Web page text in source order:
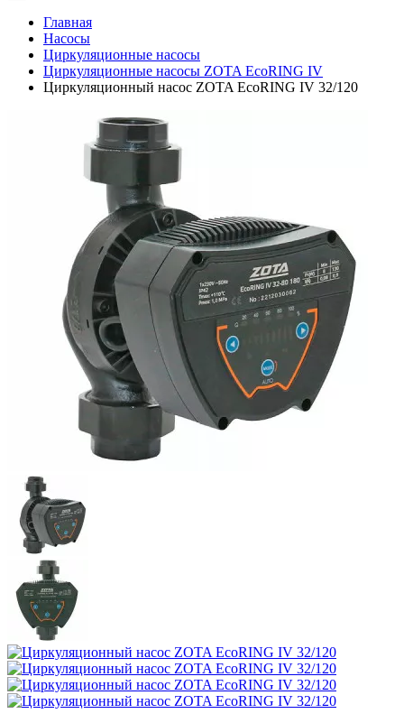
Главная
Насосы
Циркуляционные насосы
Циркуляционные насосы ZOTA EcoRING IV
Циркуляционный насос ZOTA EcoRING IV 32/120